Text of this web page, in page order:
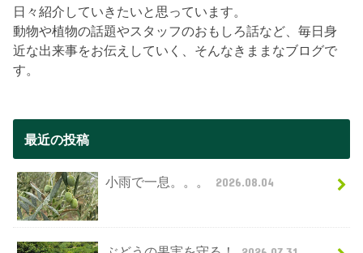
日々紹介していきたいと思っています。
動物や植物の話題やスタッフのおもしろ話など、毎日身
近な出来事をお伝えしていく、そんなきままなブログで
す。
最近の投稿
小雨で一息。。。 2026.08.04